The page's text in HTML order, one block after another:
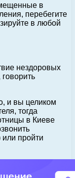
в
перебегите
в любой
нездоровых
и вы целиком
тогда
в Киеве
или пройти